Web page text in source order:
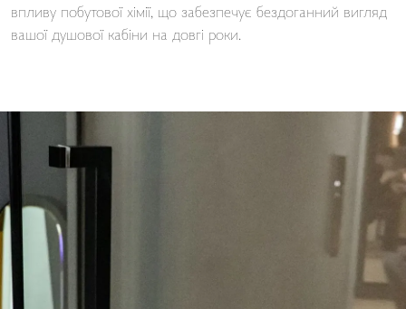
впливу побутової хімії, що забезпечує бездоганний вигляд
вашої душової кабіни на довгі роки.